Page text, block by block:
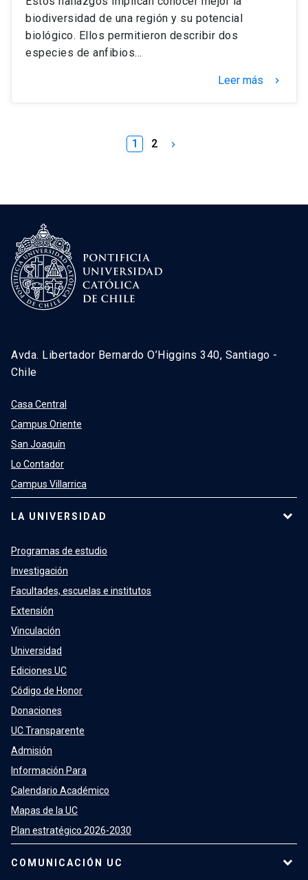
biodiversidad de una región y su potencial
biológico. Ellos permitieron describir dos
especies de anfibios…
Leer más keyboard_arrow_right
1 2 keyboard_arrow_right
Avda. Libertador Bernardo O’Higgins 340, Santiago -
Chile
Casa Central
Campus Oriente
San Joaquín
Lo Contador
Campus Villarrica
LA UNIVERSIDAD
Programas de estudio
Investigación
Facultades, escuelas e institutos
Extensión
Vinculación
Universidad
Ediciones UC
Código de Honor
Donaciones
UC Transparente
Admisión
Información Para
Calendario Académico
Mapas de la UC
Plan estratégico 2026-2030
COMUNICACIÓN UC